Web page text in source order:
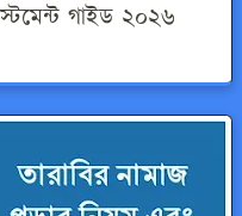
গাইড ২০২৬